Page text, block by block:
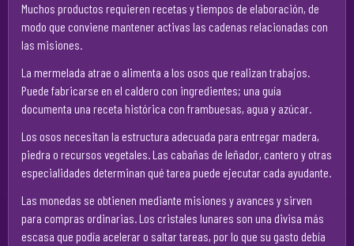
Muchos productos requieren recetas y tiempos de elaboración, de
modo que conviene mantener activas las cadenas relacionadas con
las misiones.
La mermelada atrae o alimenta a los osos que realizan trabajos.
Puede fabricarse en el caldero con ingredientes; una guía
documenta una receta histórica con frambuesas, agua y azúcar.
Los osos necesitan la estructura adecuada para entregar madera,
piedra o recursos vegetales. Las cabañas de leñador, cantero y otras
especialidades determinan qué tarea puede ejecutar cada ayudante.
Las monedas se obtienen mediante misiones y avances y sirven
para compras ordinarias. Los cristales lunares son una divisa más
escasa que podía acelerar o saltar tareas, por lo que su gasto debía